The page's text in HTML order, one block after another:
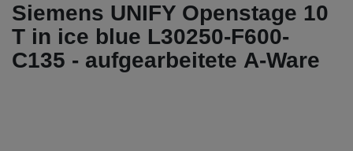
Siemens UNIFY Openstage 10
T in ice blue L30250-F600-
C135 - aufgearbeitete A-Ware